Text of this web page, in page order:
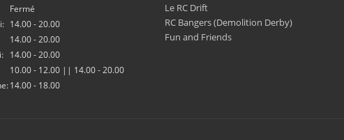
Fermé
14.00 - 20.00
14.00 - 20.00
14.00 - 20.00
10.00 - 12.00 || 14.00 - 20.00
14.00 - 18.00
Le RC Drift
RC Bangers (Demolition Derby)
Fun and Friends